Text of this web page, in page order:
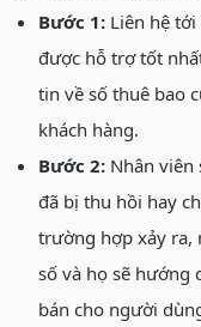
Bước 1: Liên hệ
được hỗ trợ tốt
tin về số thuê bao
khách hàng.
Bước 2: Nhân viên
đã bị thu hồi hay
trường hợp xảy ra,
số và họ sẽ hướng
bán cho người